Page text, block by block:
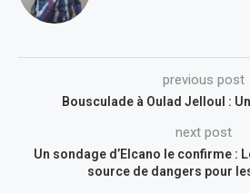
previous post
Bousculade à Oulad Jelloul :
next post
Un sondage d’Elcano le confirme :
source de dangers pour